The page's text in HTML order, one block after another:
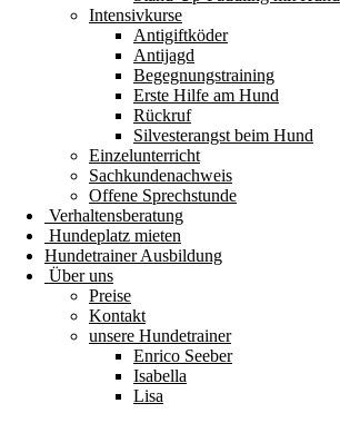
Intensivkurse
Antigiftköder
Antijagd
Begegnungstraining
Erste Hilfe am Hund
Rückruf
Silvesterangst beim Hund
Einzelunterricht
Sachkundenachweis
Offene Sprechstunde
Verhaltensberatung
Hundeplatz mieten
Hundetrainer Ausbildung
Über uns
Preise
Kontakt
unsere Hundetrainer
Enrico Seeber
Isabella
Lisa